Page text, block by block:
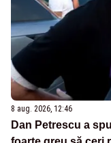
8 aug. 2026, 12:46
Dan Petrescu a